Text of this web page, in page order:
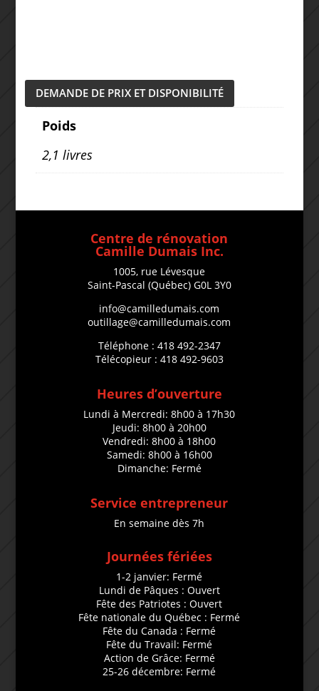
DEMANDE DE PRIX ET DISPONIBILITÉ
Poids
2,1 livres
Centre de rénovation
Camille Dumais Inc.
1005, rue Lévesque
Saint-Pascal (Québec) G0L 3Y0
info@camilledumais.com
outillage@camilledumais.com
Téléphone : 418 492-2347
Télécopieur : 418 492-9603
Heures d’ouverture
Lundi à Mercredi: 8h00 à 17h30
Jeudi: 8h00 à 20h00
Vendredi: 8h00 à 18h00
Samedi: 8h00 à 16h00
Dimanche: Fermé
Service entrepreneur
En semaine dès 7h
Journées fériées
1-2 janvier: Fermé
Lundi de Pâques : Ouvert
Fête des Patriotes : Ouvert
Fête nationale du Québec : Fermé
Fête du Canada : Fermé
Fête du Travail: Fermé
Action de Grâce: Fermé
25-26 décembre: Fermé